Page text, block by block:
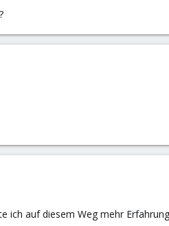
ich auf diesem Weg mehr